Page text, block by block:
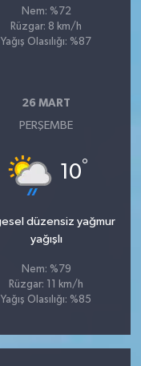
Nem: %72
Rüzgar: 8 km/h
Yağış Olasılığı: %87
26 MART
PERŞEMBE
10°
düzensiz yağmur
yağışlı
Nem: %79
Rüzgar: 11 km/h
Yağış Olasılığı: %85